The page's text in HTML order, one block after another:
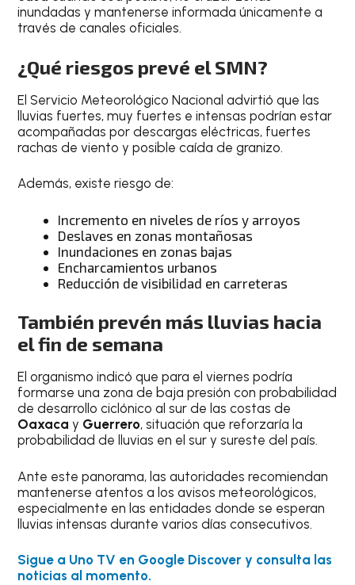
inundadas y mantenerse informada únicamente a
través de canales oficiales.
¿Qué riesgos prevé el SMN?
El Servicio Meteorológico Nacional advirtió que las
lluvias fuertes, muy fuertes e intensas podrían estar
acompañadas por descargas eléctricas, fuertes
rachas de viento y posible caída de granizo.
Además, existe riesgo de:
Incremento en niveles de ríos y arroyos
Deslaves en zonas montañosas
Inundaciones en zonas bajas
Encharcamientos urbanos
Reducción de visibilidad en carreteras
También prevén más lluvias hacia
el fin de semana
El organismo indicó que para el viernes podría
formarse una zona de baja presión con probabilidad
de desarrollo ciclónico al sur de las costas de
Oaxacay Guerrero, situación que reforzaría la
probabilidad de lluvias en el sur y sureste del país.
Ante este panorama, las autoridades recomiendan
mantenerse atentos a los avisos meteorológicos,
especialmente en las entidades donde se esperan
lluvias intensas durante varios días consecutivos.
Sigue a Uno TV en Google Discover y consulta las
noticias al momento.